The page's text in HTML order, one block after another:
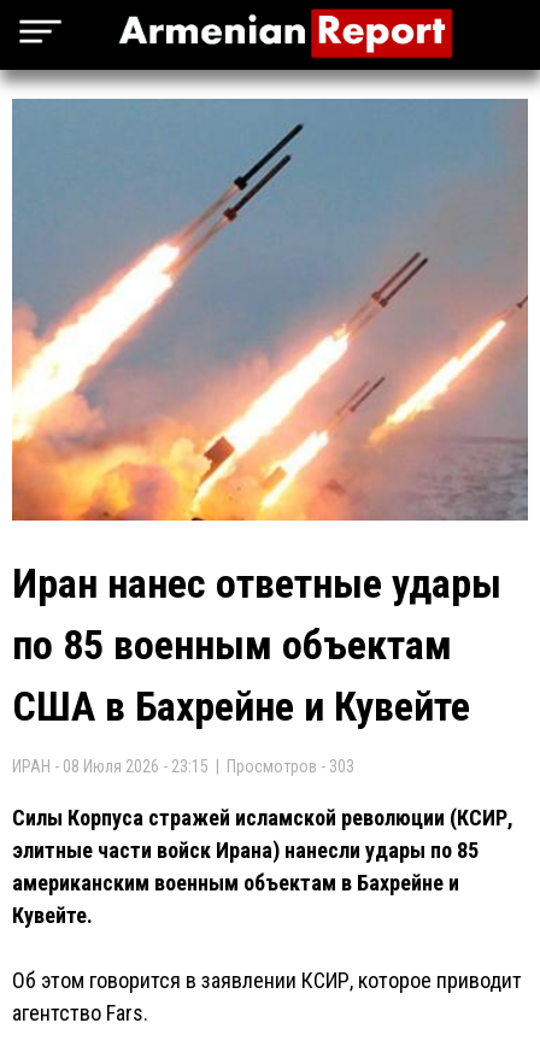
Иран нанес ответные удары
по 85 военным объектам
США в Бахрейне и Кувейте
ИРАН - 08 Июля 2026 - 23:15 | Просмотров - 303
Силы Корпуса стражей исламской революции (КСИР,
элитные части войск Ирана) нанесли удары по 85
американским военным объектам в Бахрейне и
Кувейте.
Об этом говорится в заявлении КСИР, которое приводит
агентство Fars.